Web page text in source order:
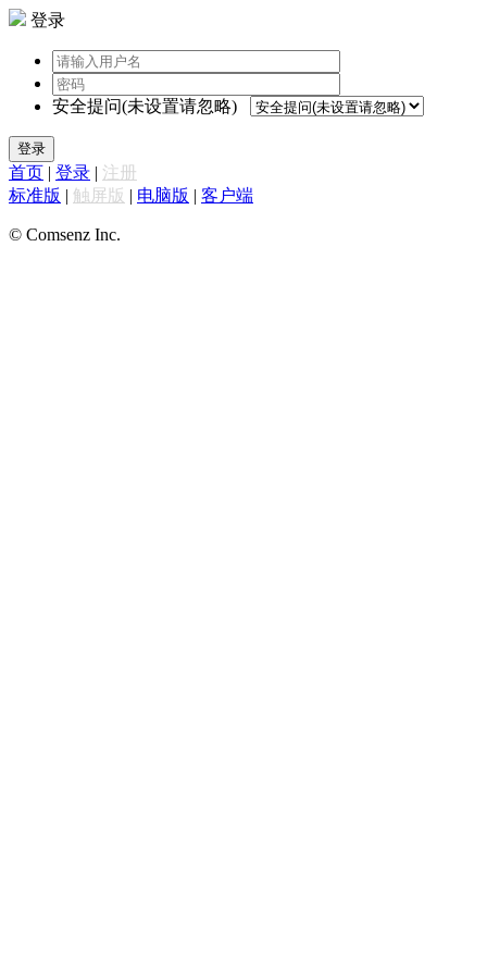
登录
安全提问(未设置请忽略)
登录
首页 | 登录 | 注册
标准版 | 触屏版 | 电脑版 | 客户端
© Comsenz Inc.